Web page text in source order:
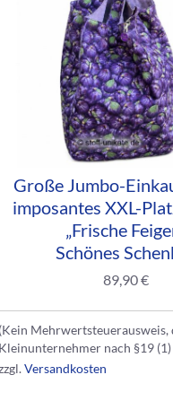
Große Jumbo-
imposantes XXL-
„Frische
Schönes
89,90€
(Kein Mehrwertsteuerausweis,
Kleinunternehmer nach §19 (1)
Versandkosten